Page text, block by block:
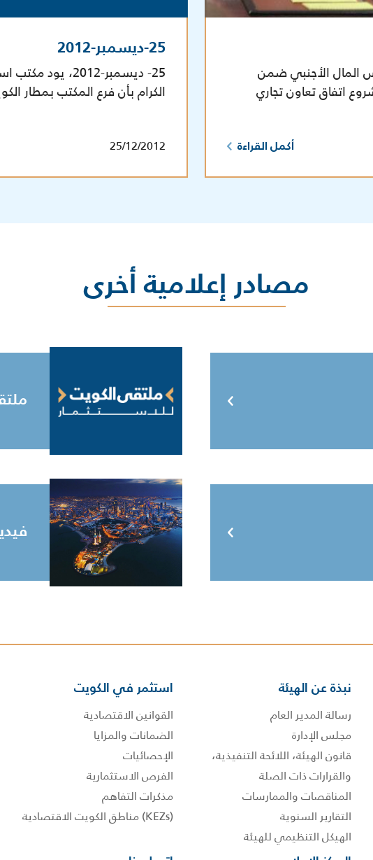
رأس المال الأجنبي ضمن
اتفاق تعاون تجاري
أكمل القراءة
25-ديسمبر-2012
25- ديسمبر-2012،
الكرام بأن فرع المكتب بمطار
25/12/2012
مصادر إعلامية أخرى
نبذة عن الهيئة
رسالة المدير العام
مجلس الإدارة
قانون الهيئة، اللائحة التنفيذية،
والقرارات ذات الصلة
المناقصات والممارسات
التقارير السنوية
الهيكل التنظيمي للهيئة
استثمر في الكويت
القوانين الاقتصادية
الضمانات والمزايا
الإحصائيات
الفرص الاستثمارية
مذكرات التفاهم
(KEZs) مناطق الكويت الاقتصادية